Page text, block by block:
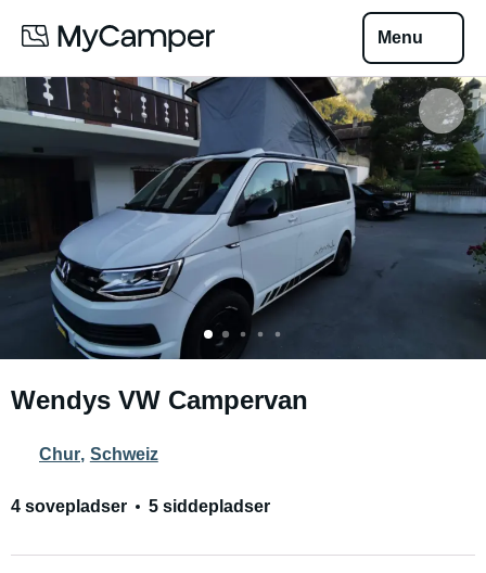
Menu
Wendys VW Campervan
Chur, Schweiz
4 sovepladser 5 siddepladser